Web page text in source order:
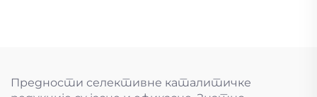
Предности селективне каталитичке